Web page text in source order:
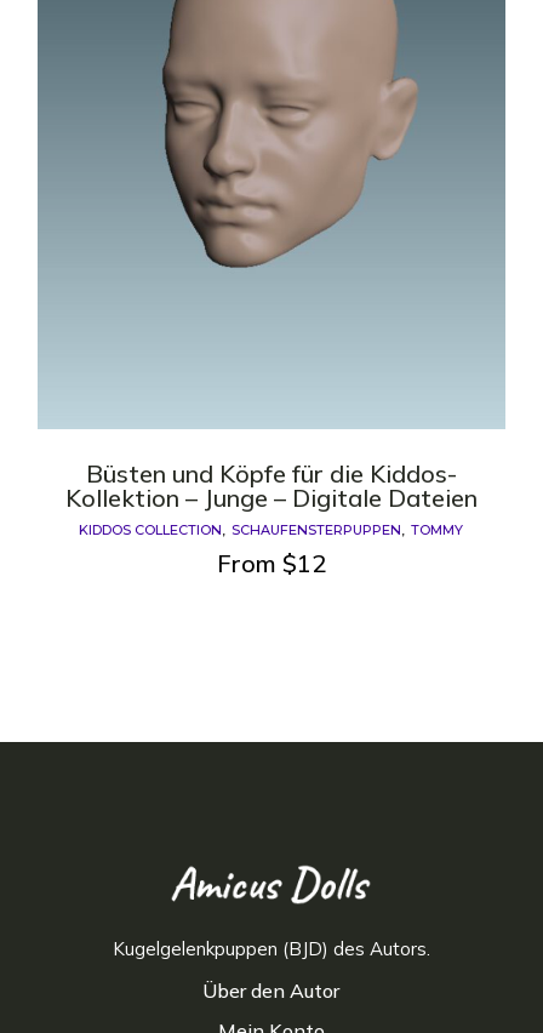
Büsten und Köpfe für die Kiddos-
Kollektion – Junge – Digitale Dateien
KIDDOS COLLECTION SCHAUFENSTERPUPPEN TOMMY
From $12
Über den Autor
Kugelgelenkpuppen (BJD) des Autors.